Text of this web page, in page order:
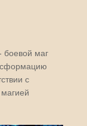
боевой маг
с